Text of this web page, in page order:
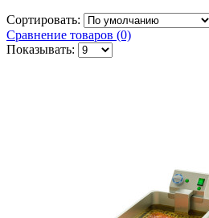
Сортировать:
Сравнение товаров (0)
Показывать: